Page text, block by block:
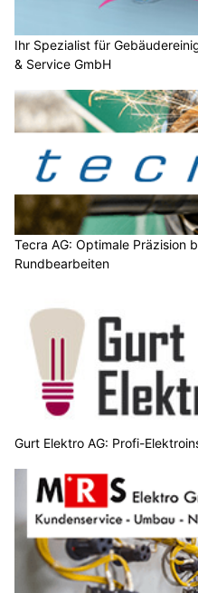
Ihr Spezialist für
& Service GmbH
Tecra AG: Optimale Präzision
Rundbearbeiten
Gurt Elektro AG: Profi-